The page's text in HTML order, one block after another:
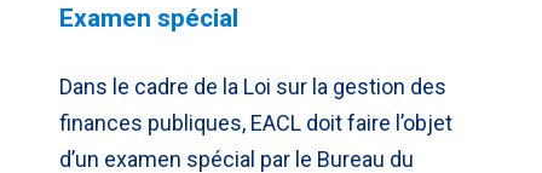
Examen spécial
Dans le cadre de la Loi sur la gestion des
finances publiques, EACL doit faire l’objet
d’un examen spécial par le Bureau du